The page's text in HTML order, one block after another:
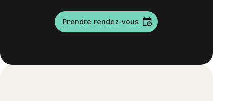
Prendre rendez-vous